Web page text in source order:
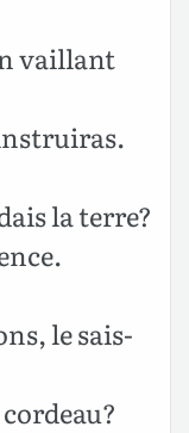
vaillant
la terre?
le sais-